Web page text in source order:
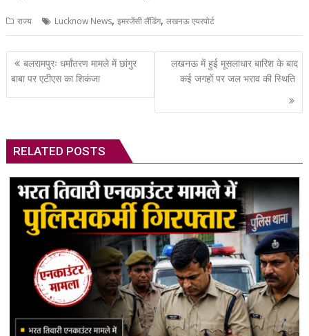
राज्य Lucknow News,इमरजेंसी लैंडिंग,लखनऊ एयरपोर्ट
Post
navigation
बलरामपुरः धर्मांतरण मामले में छांगुर
बाबा पर एटीएस का शिकंजा
लखनऊ में हुई मूसलाधार बारिश के बाद
कई जगहों पर जल भराव की स्थिति
RELATED POSTS